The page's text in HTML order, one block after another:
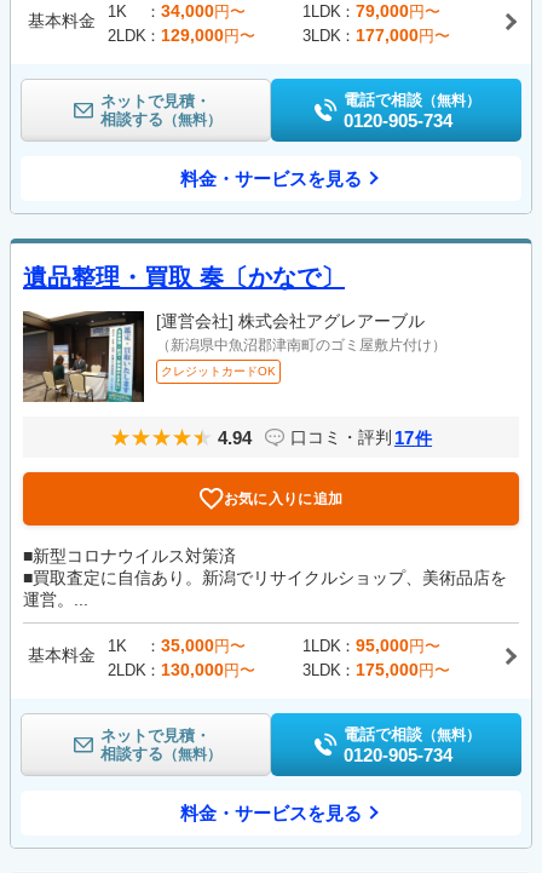
基本料金 1K 34,000円〜 1LDK 79,000円〜
2LDK
129,000円〜 3LDK 177,000円〜
ネットで見積・
相談する （無料）
電話で相談 （無料）
0120-905-734
料金・サービスを見る
遺品整理・買取 奏〔かなで〕
[運営会社] 株式会社アグレアーブル
（新潟県中魚沼郡津南町のゴミ屋敷片付け）
クレジットカードOK
4.94 口コミ・評判 17件
お気に入りに追加
■新型コロナウイルス対策済
■買取査定に自信あり。新潟でリサイクルショップ、美術品店を
運営。...
基本料金 1K 35,000円〜 1LDK 95,000円〜
2LDK
130,000円〜 3LDK 175,000円〜
ネットで見積・
相談する （無料）
電話で相談 （無料）
0120-905-734
料金・サービスを見る